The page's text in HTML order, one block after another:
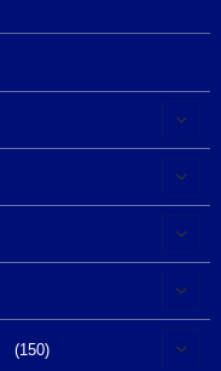
(150)